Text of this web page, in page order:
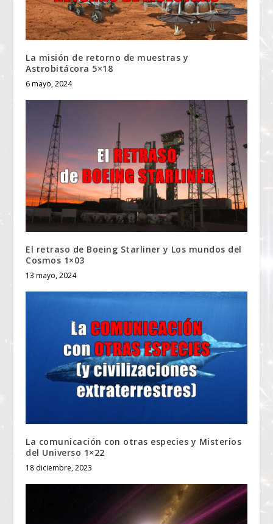
La misión de retorno de muestras y
Astrobitácora 5×18
6 mayo, 2024
El retraso de Boeing Starliner y Los mundos del
Cosmos 1×03
13 mayo, 2024
La comunicación con otras especies y Misterios
del Universo 1×22
18 diciembre, 2023